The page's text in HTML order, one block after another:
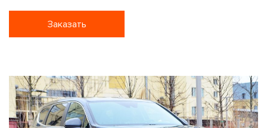
Заказать